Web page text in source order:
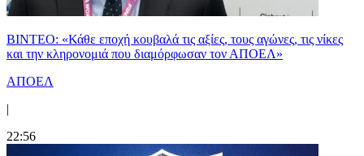
ΒΙΝΤΕΟ: «Κάθε εποχή κουβαλά τις αξίες, τους αγώνες, τις νίκες
και την κληρονομιά που διαμόρφωσαν τον ΑΠΟΕΛ»
ΑΠΟΕΛ
|
22:56